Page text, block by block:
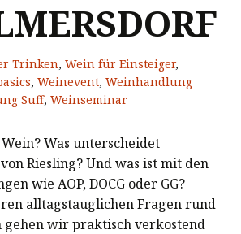
Trinken, Wein für Einsteiger,
, Weinevent, Weinhandlung
Suff, Weinseminar
Was unterscheidet
Riesling? Und was ist mit den
wie AOP, DOCG oder GG?
alltagstauglichen Fragen rund
gehen wir praktisch verkostend